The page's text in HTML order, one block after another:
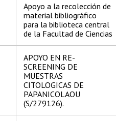
Apoyo a la recolección de
material bibliográfico
para la biblioteca central
de la Facultad de Ciencias
APOYO EN RE-
SCREENING DE
MUESTRAS
CITOLOGICAS DE
PAPANICOLAOU
(S/279126).